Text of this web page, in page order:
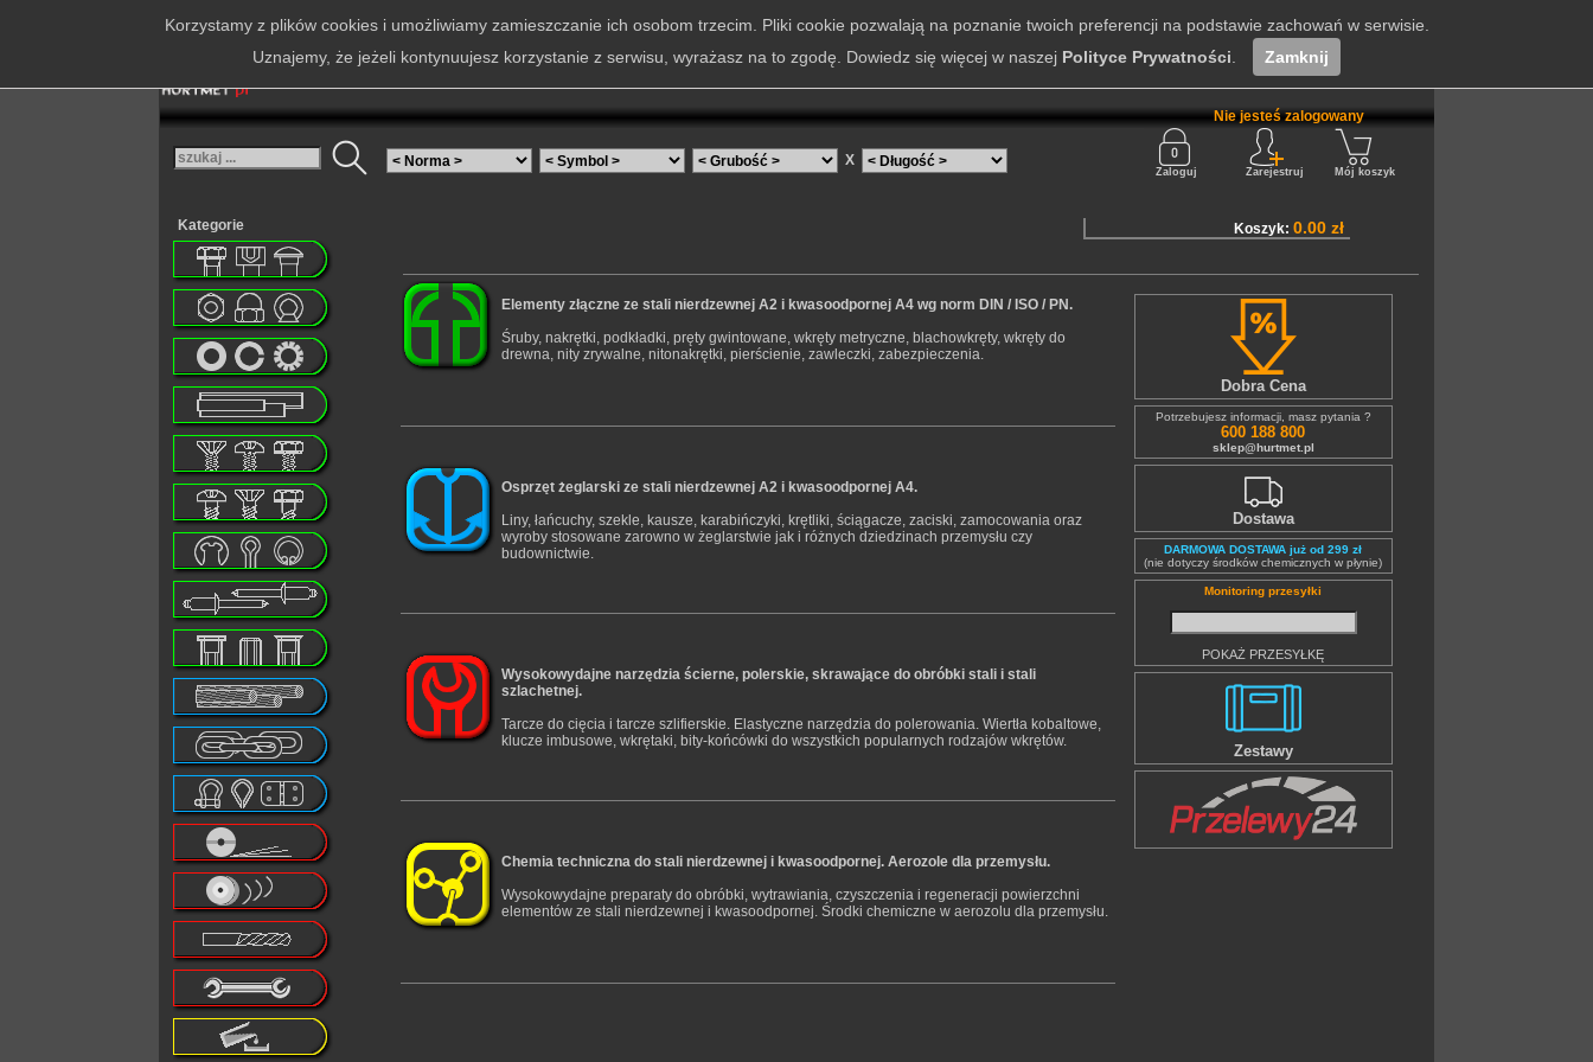
X
Nie jesteś zalogowany
Zaloguj Zarejestruj Mój koszyk
Kategorie
Elementy złączne ze stali nierdzewnej A2 i kwasoodpornej A4 wg norm DIN / ISO / PN.
Śruby, nakrętki, podkładki, pręty gwintowane, wkręty metryczne, blachowkręty, wkręty do
drewna, nity zrywalne, nitonakrętki, pierścienie, zawleczki, zabezpieczenia.
Osprzęt żeglarski ze stali nierdzewnej A2 i kwasoodpornej A4.
Liny, łańcuchy, szekle, kausze, karabińczyki, krętliki, ściągacze, zaciski, zamocowania oraz
wyroby stosowane zarowno w żeglarstwie jak i różnych dziedzinach przemysłu czy
budownictwie.
Wysokowydajne narzędzia ścierne, polerskie, skrawające do obróbki stali i stali
szlachetnej.
Tarcze do cięcia i tarcze szlifierskie. Elastyczne narzędzia do polerowania. Wiertła kobaltowe,
klucze imbusowe, wkrętaki, bity-końcówki do wszystkich popularnych rodzajów wkrętów.
Chemia techniczna do stali nierdzewnej i kwasoodpornej. Aerozole dla przemysłu.
Wysokowydajne preparaty do obróbki, wytrawiania, czyszczenia i regeneracji powierzchni
elementów ze stali nierdzewnej i kwasoodpornej. Środki chemiczne w aerozolu dla przemysłu.
Dobra Cena
Potrzebujesz informacji, masz pytania ?
600 188 800
sklep@hurtmet.pl
Dostawa
DARMOWA DOSTAWA już od 299 zł
(nie dotyczy środków chemicznych w płynie)
Monitoring przesyłki
POKAŻ PRZESYŁKĘ
Zestawy
Koszyk: 0.00 zł
Korzystamy z plików cookies i umożliwiamy zamieszczanie ich osobom trzecim. Pliki cookie pozwalają na poznanie twoich preferencji na podstawie zachowań w serwisie.
Uznajemy, że jeżeli kontynuujesz korzystanie z serwisu, wyrażasz na to zgodę. Dowiedz się więcej w naszej Polityce Prywatności Zamknij